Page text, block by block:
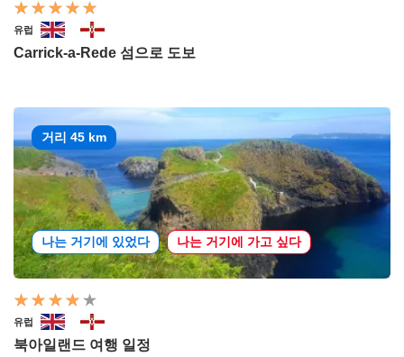
유럽
Carrick-a-Rede 섬으로 도보
거리 45 km
나는 거기에 있었다 나는 거기에 가고 싶다
유럽
북아일랜드 여행 일정